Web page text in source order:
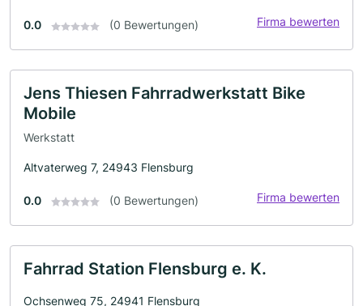
0.0 (0 Bewertungen) Firma bewerten
Jens Thiesen Fahrradwerkstatt Bike
Mobile
Werkstatt
Altvaterweg 7, 24943 Flensburg
0.0 (0 Bewertungen) Firma bewerten
Fahrrad Station Flensburg e. K.
Ochsenweg 75, 24941 Flensburg